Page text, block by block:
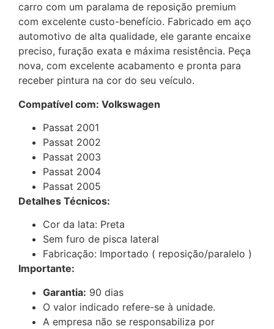
carro com um paralama de reposição premium
com excelente custo-benefício. Fabricado em aço
automotivo de alta qualidade, ele garante encaixe
preciso, furação exata e máxima resistência. Peça
nova, com excelente acabamento e pronta para
receber pintura na cor do seu veículo.
Compatível com: Volkswagen
Passat 2001
Passat 2002
Passat 2003
Passat 2004
Passat 2005
Detalhes Técnicos:
Cor da lata: Preta
Sem furo de pisca lateral
Fabricação: Importado ( reposição/paralelo )
Importante:
Garantia: 90 dias
O valor indicado refere-se à unidade.
A empresa não se responsabiliza por